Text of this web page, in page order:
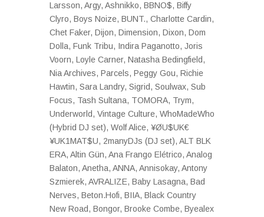
Larsson, Argy, Ashnikko, BBNO$, Biffy
Clyro, Boys Noize, BUNT., Charlotte Cardin,
Chet Faker, Dijon, Dimension, Dixon, Dom
Dolla, Funk Tribu, Indira Paganotto, Joris
Voorn, Loyle Carner, Natasha Bedingfield,
Nia Archives, Parcels, Peggy Gou, Richie
Hawtin, Sara Landry, Sigrid, Soulwax, Sub
Focus, Tash Sultana, TOMORA, Trym,
Underworld, Vintage Culture, WhoMadeWho
(Hybrid DJ set), Wolf Alice, ¥ØU$UK€
¥UK1MAT$U, 2manyDJs (DJ set), ALT BLK
ERA, Altin Gün, Ana Frango Elétrico, Analog
Balaton, Anetha, ANNA, Annisokay, Antony
Szmierek, AVRALIZE, Baby Lasagna, Bad
Nerves, Beton.Hofi, BIIA, Black Country
New Road, Bongor, Brooke Combe, Byealex